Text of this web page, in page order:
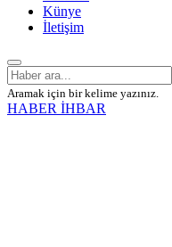
Künye
İletişim
Aramak için bir kelime yazınız.
HABER İHBAR